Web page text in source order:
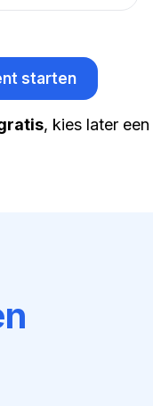
starten
, kies later een